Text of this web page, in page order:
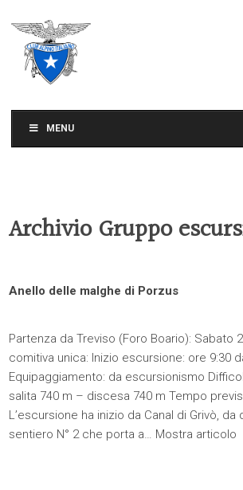
MENU
Archivio Gruppo
Anello delle malghe di Porzus
Partenza da Treviso (Foro Boario): Sabato
comitiva unica: Inizio escursione: ore 9:30
Equipaggiamento: da escursionismo
salita 740 m – discesa 740 m Tempo
L’escursione ha inizio da Canal di Grivò,
sentiero N° 2 che porta a… Mostra articolo